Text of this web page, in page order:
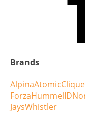
Brands
AlpinaAtomicClique
ForzaHummelID
JaysWhistler